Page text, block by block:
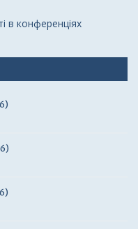
в конференціях